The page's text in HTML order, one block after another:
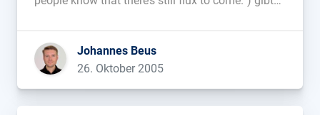
Backlinks von Google. So hat MSN.com […]...
Johannes Beus
26. Oktober 2005